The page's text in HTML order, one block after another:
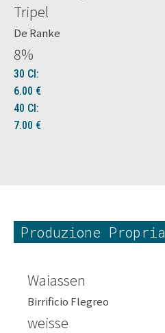
Tripel
De Ranke
8%
30 Cl:
6.00 €
40 Cl:
7.00 €
Produzione Propria
Waiassen
Birrificio Flegreo
weisse